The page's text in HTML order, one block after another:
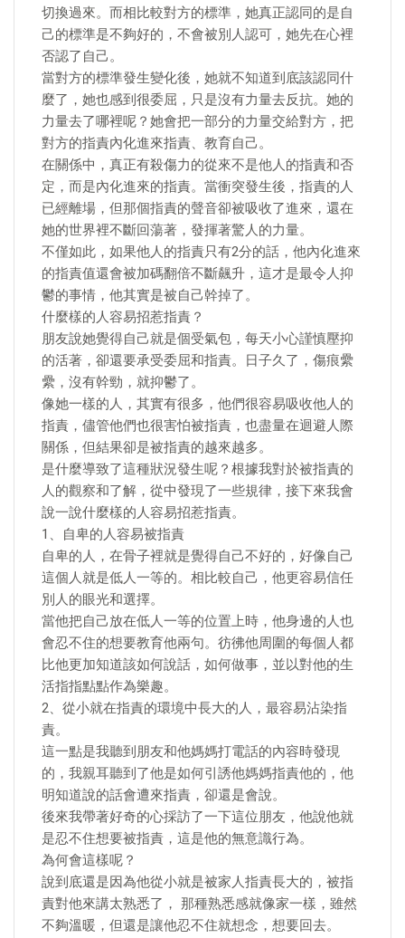
切換過來。而相比較對方的標準，她真正認同的是自
己的標準是不夠好的，不會被別人認可，她先在心裡
否認了自己。
當對方的標準發生變化後，她就不知道到底該認同什
麼了，她也感到很委屈，只是沒有力量去反抗。她的
力量去了哪裡呢？她會把一部分的力量交給對方，把
對方的指責內化進來指責、教育自己。
在關係中，真正有殺傷力的從來不是他人的指責和否
定，而是內化進來的指責。當衝突發生後，指責的人
已經離場，但那個指責的聲音卻被吸收了進來，還在
她的世界裡不斷回蕩著，發揮著驚人的力量。
不僅如此，如果他人的指責只有2分的話，他內化進來
的指責值還會被加碼翻倍不斷飆升，這才是最令人抑
鬱的事情，他其實是被自己幹掉了。
什麼樣的人容易招惹指責？
朋友說她覺得自己就是個受氣包，每天小心謹慎壓抑
的活著，卻還要承受委屈和指責。日子久了，傷痕纍
纍，沒有幹勁，就抑鬱了。
像她一樣的人，其實有很多，他們很容易吸收他人的
指責，儘管他們也很害怕被指責，也盡量在迴避人際
關係，但結果卻是被指責的越來越多。
是什麼導致了這種狀況發生呢？根據我對於被指責的
人的觀察和了解，從中發現了一些規律，接下來我會
說一說什麼樣的人容易招惹指責。
1、自卑的人容易被指責
自卑的人，在骨子裡就是覺得自己不好的，好像自己
這個人就是低人一等的。相比較自己，他更容易信任
別人的眼光和選擇。
當他把自己放在低人一等的位置上時，他身邊的人也
會忍不住的想要教育他兩句。彷彿他周圍的每個人都
比他更加知道該如何說話，如何做事，並以對他的生
活指指點點作為樂趣。
2、從小就在指責的環境中長大的人，最容易沾染指
責。
這一點是我聽到朋友和他媽媽打電話的內容時發現
的，我親耳聽到了他是如何引誘他媽媽指責他的，他
明知道說的話會遭來指責，卻還是會說。
後來我帶著好奇的心採訪了一下這位朋友，他說他就
是忍不住想要被指責，這是他的無意識行為。
為何會這樣呢？
說到底還是因為他從小就是被家人指責長大的，被指
責對他來講太熟悉了， 那種熟悉感就像家一樣，雖然
不夠溫暖，但還是讓他忍不住就想念，想要回去。